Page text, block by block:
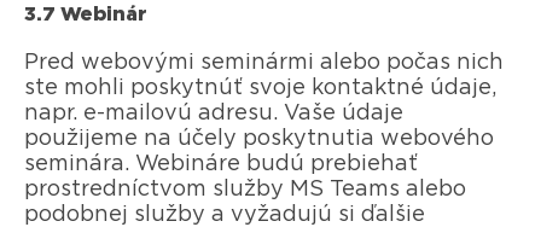
3.7 Webinár
Pred webovými seminármi alebo počas nich
ste mohli poskytnúť svoje kontaktné údaje,
napr. e-mailovú adresu. Vaše údaje
použijeme na účely poskytnutia webového
seminára. Webináre budú prebiehať
prostredníctvom služby MS Teams alebo
podobnej služby a vyžadujú si ďalšie